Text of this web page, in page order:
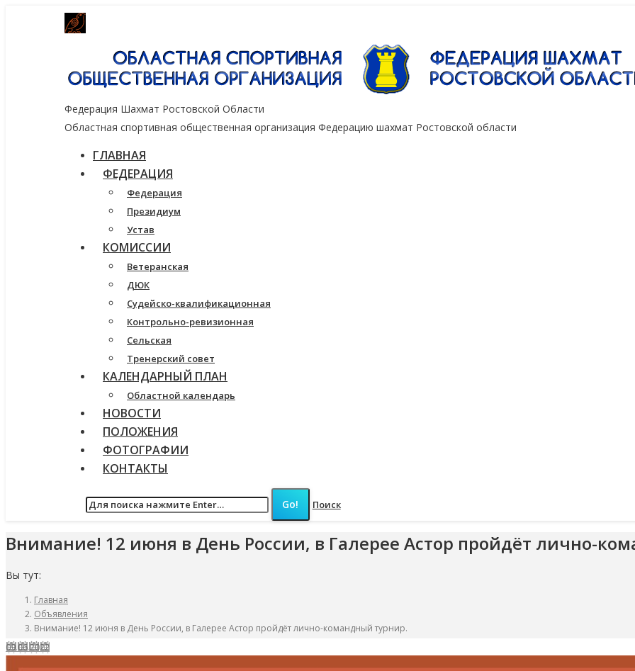
Федерация Шахмат Ростовской Области
Областная спортивная общественная организация Федерацию шахмат Ростовской области
ГЛАВНАЯ
ФЕДЕРАЦИЯ
Федерация
Президиум
Устав
КОМИССИИ
Ветеранская
ДЮК
Судейско-квалификационная
Контрольно-ревизионная
Сельская
Тренерский совет
КАЛЕНДАРНЫЙ ПЛАН
Областной календарь
НОВОСТИ
ПОЛОЖЕНИЯ
ФОТОГРАФИИ
КОНТАКТЫ
Поиск
Внимание! 12 июня в День России, в Галерее Астор пройдёт лично-
Вы тут:
Главная
Объявления
Внимание! 12 июня в День России, в Галерее Астор пройдёт лично-командный турнир.
09.06.2022